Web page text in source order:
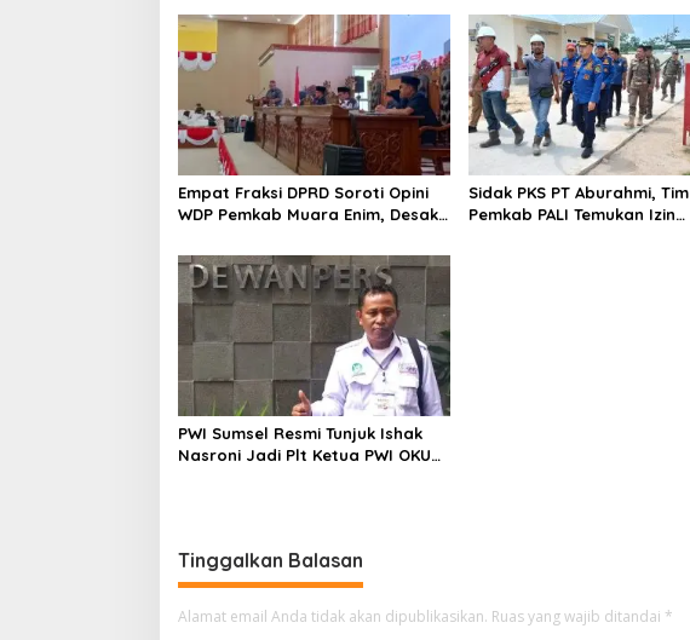
Empat Fraksi DPRD Soroti Opini
WDP Pemkab Muara Enim, Desak
Sidak PKS PT Aburahmi, Tim
Pemkab PALI Temukan Izin
PWI Sumsel Resmi Tunjuk Ishak
Nasroni Jadi Plt Ketua PWI OKU
Tinggalkan Balasan
Alamat email Anda tidak akan dipublikasikan. Ruas yang wajib ditandai *